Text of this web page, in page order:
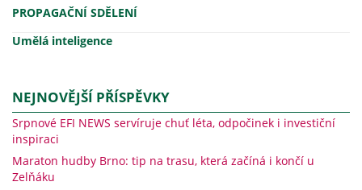
PROPAGAČNÍ SDĚLENÍ
Umělá inteligence
NEJNOVĚJŠÍ PŘÍSPĚVKY
Srpnové EFI NEWS servíruje chuť léta, odpočinek i investiční
inspiraci
Maraton hudby Brno: tip na trasu, která začíná i končí u
Zelňáku